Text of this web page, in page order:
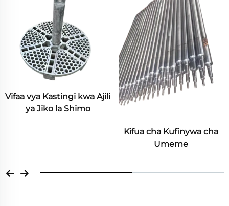
Vifaa vya Kastingi kwa Ajili
ya Jiko la Shimo
Kifua cha Kufinywa cha
Umeme